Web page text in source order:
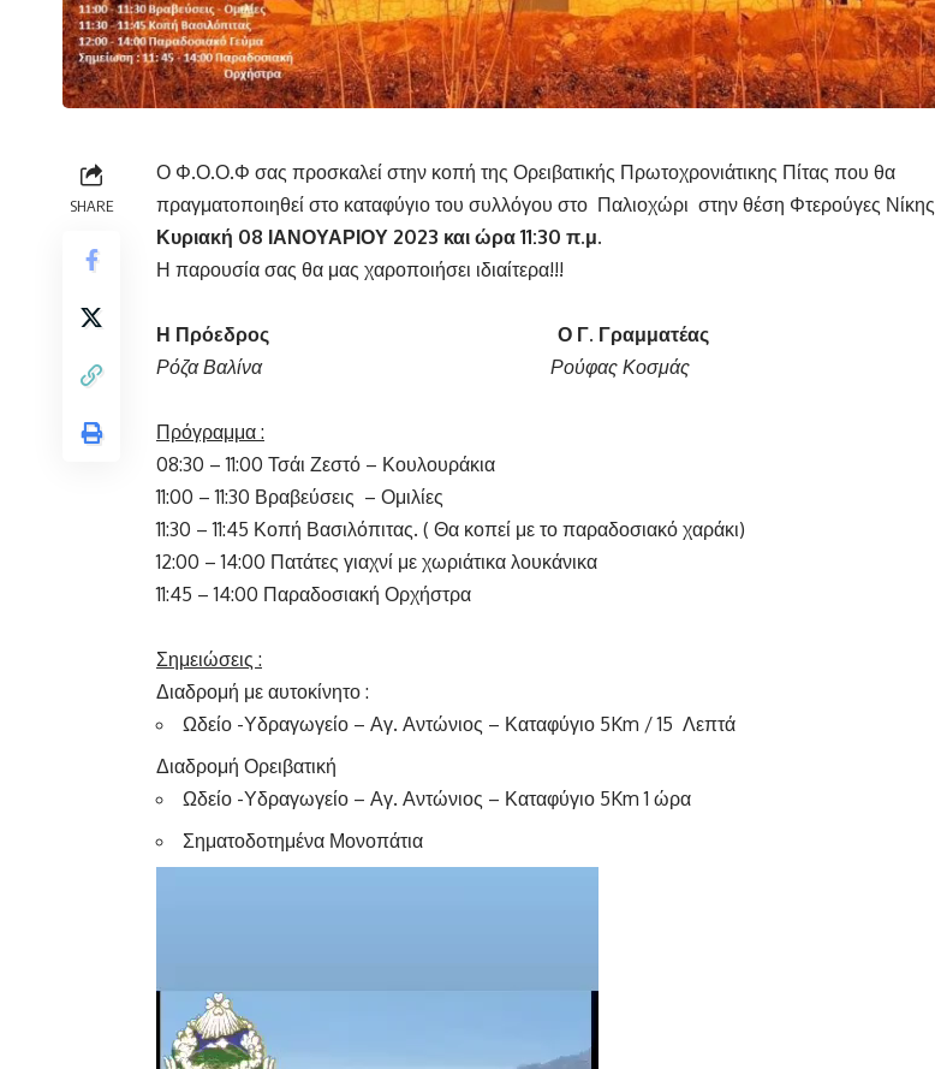
SHARE
Ο Φ.Ο.Ο.Φ σας προσκαλεί στην κοπή της Ορειβατικής Πρωτοχρονιάτικης Πίτας που θα
πραγματοποιηθεί στο καταφύγιο του συλλόγου στο Παλιοχώρι στην θέση Φτερούγες Νίκης
Κυριακή 08 ΙΑΝΟΥΑΡΙΟΥ 2023 και ώρα 11:30 π.μ.
Η παρουσία σας θα μας χαροποιήσει ιδιαίτερα!!!
Η Πρόεδρος Ο Γ. Γραμματέας
Ρόζα Βαλίνα Ρούφας Κοσμάς
Πρόγραμμα :
08:30 – 11:00 Τσάι Ζεστό – Κουλουράκια
11:00 – 11:30 Βραβεύσεις – Ομιλίες
11:30 – 11:45 Κοπή Βασιλόπιτας. ( Θα κοπεί με το παραδοσιακό χαράκι)
12:00 – 14:00 Πατάτες γιαχνί με χωριάτικα λουκάνικα
11:45 – 14:00 Παραδοσιακή Ορχήστρα
Σημειώσεις :
Διαδρομή με αυτοκίνητο :
Ωδείο -Υδραγωγείο – Αγ. Αντώνιος – Καταφύγιο 5Km / 15 Λεπτά
Διαδρομή Ορειβατική
Ωδείο -Υδραγωγείο – Αγ. Αντώνιος – Καταφύγιο 5Km 1 ώρα
Σηματοδοτημένα Μονοπάτια